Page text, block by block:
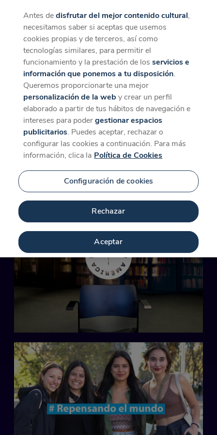
CaixaForum+
La mejor experiencia desde la App
Descargar
Contenido relacionado
para 'Nelly Luna
Amancio'
Antes dedisfrutar del mejor contenido cultural,
necesitamos saber si aceptas que usemos
cookies propias y de terceros, así como
tecnologías similares, para permitir el
funcionamiento y la prestación de losservicios e
información que ponemos a tu disposición.
Queremos proporcionarte una mejor
personalización de la web y crear un perfil
elaborado a partir de tus hábitos de navegación e
intereses para podergestionar espacios
publicitarios. Puedes aceptar, rechazar o
configurar las cookies a continuación. Para más
información, clica la Política de Cookies
Configuración de cookies
Rechazar
Aceptar